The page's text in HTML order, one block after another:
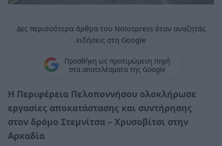
Δες περισσότερα άρθρα του Notospress όταν αναζητάς
ειδήσεις στη Google
Προσθήκη ως προτιμώμενη πηγή
στα αποτελέσματα της Google
Η Περιφέρεια Πελοποννήσου ολοκλήρωσε
εργασίες αποκατάστασης και συντήρησης
στον δρόμο Στεμνίτσα – Χρυσοβίτσι στην
Αρκαδία